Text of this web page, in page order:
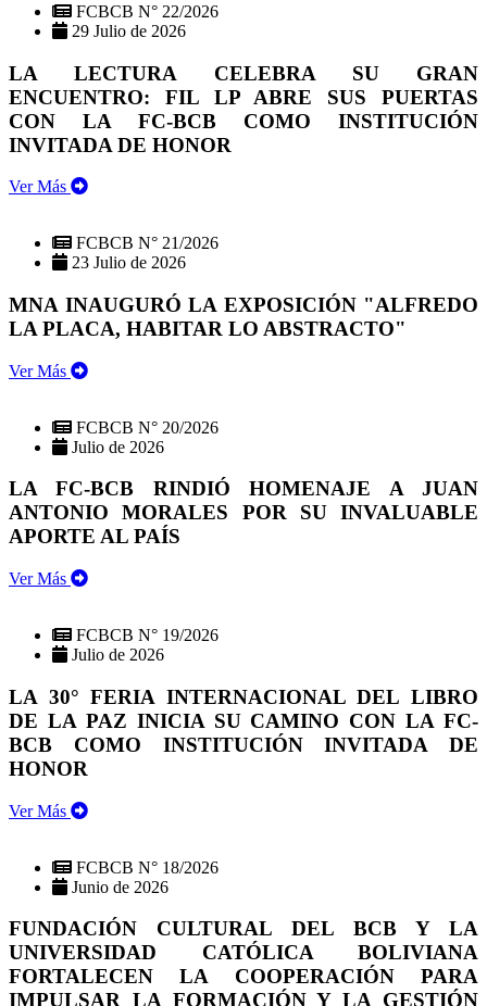
FCBCB N° 22/2026
29 Julio de 2026
LA LECTURA CELEBRA SU GRAN
ENCUENTRO: FIL LP ABRE SUS PUERTAS
CON LA FC-BCB COMO INSTITUCIÓN
INVITADA DE HONOR
Ver Más
FCBCB N° 21/2026
23 Julio de 2026
MNA INAUGURÓ LA EXPOSICIÓN "ALFREDO
LA PLACA, HABITAR LO ABSTRACTO"
Ver Más
FCBCB N° 20/2026
Julio de 2026
LA FC-BCB RINDIÓ HOMENAJE A JUAN
ANTONIO MORALES POR SU INVALUABLE
APORTE AL PAÍS
Ver Más
FCBCB N° 19/2026
Julio de 2026
LA 30° FERIA INTERNACIONAL DEL LIBRO
DE LA PAZ INICIA SU CAMINO CON LA FC-
BCB COMO INSTITUCIÓN INVITADA DE
HONOR
Ver Más
FCBCB N° 18/2026
Junio de 2026
FUNDACIÓN CULTURAL DEL BCB Y LA
UNIVERSIDAD CATÓLICA BOLIVIANA
FORTALECEN LA COOPERACIÓN PARA
IMPULSAR LA FORMACIÓN Y LA GESTIÓN